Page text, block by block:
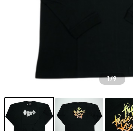
1/9